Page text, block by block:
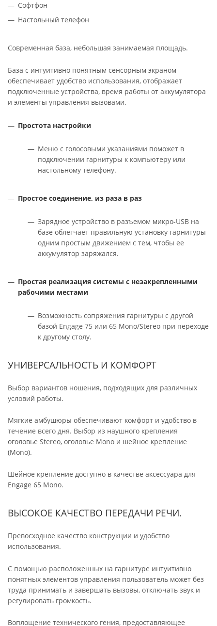
Софтфон
Настольный телефон
Современная база, небольшая занимаемая площадь.
База с интуитивно понятным сенсорным экраном
обеспечивает удобство использования, отображает
подключенные устройства, время работы от аккумулятора
и элементы управления вызовами.
Простота настройки
Меню с голосовыми указаниями поможет в
подключении гарнитуры к компьютеру или
настольному телефону.
Простое соединение, из раза в раз
Зарядное устройство в разъемом микро-USB на
базе облегчает правильную установку гарнитуры
одним простым движением с тем, чтобы ее
аккумулятор заряжался.
Простая реализация системы с незакрепленными
рабочими местами
Возможность сопряжения гарнитуры с другой
базой Engage 75 или 65 Mono/Stereo при переходе
к другому столу.
УНИВЕРСАЛЬНОСТЬ И КОМФОРТ
Выбор вариантов ношения, подходящих для различных
условий работы.
Мягкие амбушюры обеспечивают комфорт и удобство в
течение всего дня. Выбор из наушного крепления
оголовье Stereo, оголовье Mono и шейное крепление
(Mono).
Шейное крепление доступно в качестве аксессуара для
Engage 65 Mono.
ВЫСОКОЕ КАЧЕСТВО ПЕРЕДАЧИ РЕЧИ.
Превосходное качество конструкции и удобство
использования.
С помощью расположенных на гарнитуре интуитивно
понятных элементов управления пользователь может без
труда принимать и завершать вызовы, отключать звук и
регулировать громкость.
Воплощение технического гения, предоставляющее